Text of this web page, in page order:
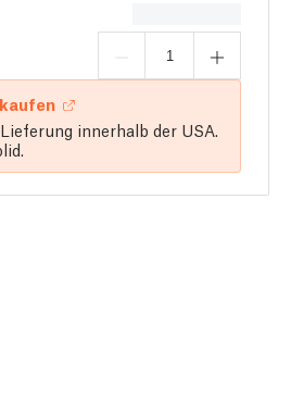
innerhalb der USA.